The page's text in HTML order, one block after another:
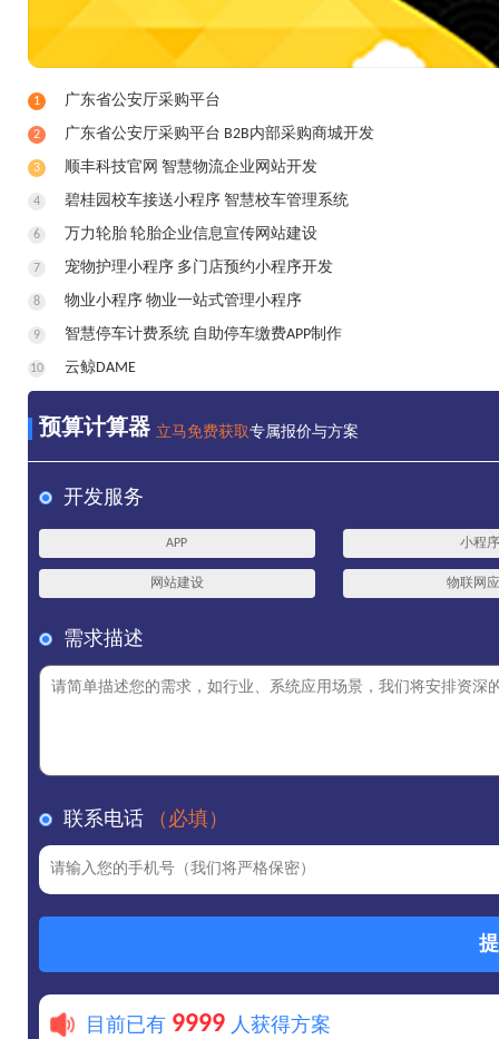
1 广东省公安厅采购平台
2 广东省公安厅采购平台 B2B内部采购商城开发
3 顺丰科技官网 智慧物流企业网站开发
4 碧桂园校车接送小程序 智慧校车管理系统
6 万力轮胎 轮胎企业信息宣传网站建设
7 宠物护理小程序 多门店预约小程序开发
8 物业小程序 物业一站式管理小程序
9 智慧停车计费系统 自助停车缴费APP制作
10 云鲸DAME
预算计算器 立马免费获取专属报价与方案
开发服务
APP 小程
网站建设 物联网
需求描述
联系电话 （必填）
目前已有 9999 人获得方案